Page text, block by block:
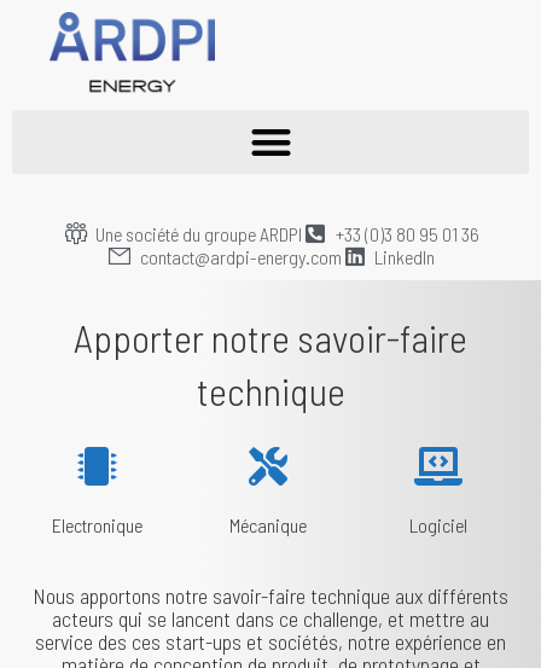
Une société du groupe ARDPI
+33 (0)3 80 95 01 36
contact@ardpi-energy.com
LinkedIn
Apporter notre savoir-faire
technique
Electronique Mécanique Logiciel
Nous apportons notre savoir-faire technique aux différents
acteurs qui se lancent dans ce challenge, et mettre au
service des ces start-ups et sociétés, notre expérience en